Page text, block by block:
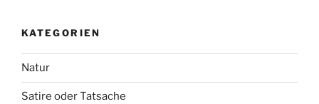
KATEGORIEN
Natur
Satire oder Tatsache